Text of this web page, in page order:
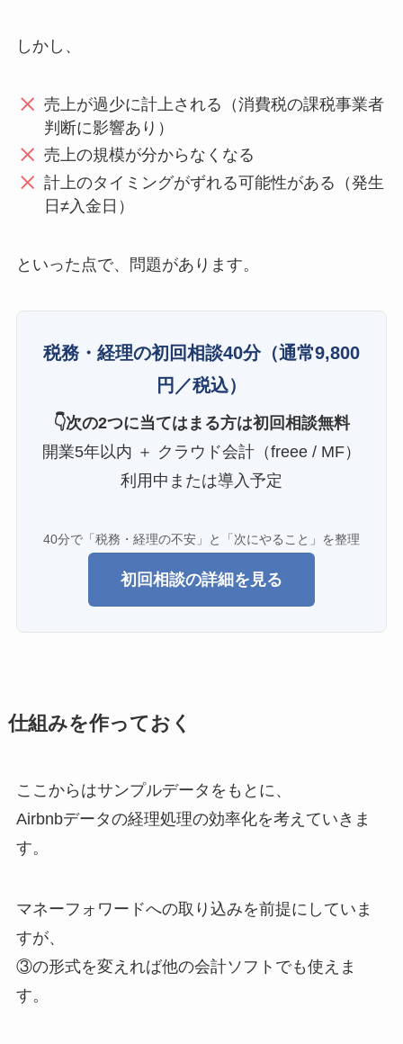
しかし、
売上が過少に計上される（消費税の課税事業者
判断に影響あり）
売上の規模が分からなくなる
計上のタイミングがずれる可能性がある（発生
日≠入金日）
といった点で、問題があります。
税務・経理の初回相談40分（通常9,800
円／税込）
👇次の2つに当てはまる方は初回相談無料
開業5年以内 ＋ クラウド会計（freee / MF）
利用中または導入予定
40分で「税務・経理の不安」と「次にやること」を整理
初回相談の詳細を見る
仕組みを作っておく
ここからはサンプルデータをもとに、
Airbnbデータの経理処理の効率化を考えていきま
す。
マネーフォワードへの取り込みを前提にしていま
すが、
③の形式を変えれば他の会計ソフトでも使えま
す。